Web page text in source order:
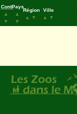
Cont.
▲
▼
Pays
▲
▼
Région
▲
▼
Ville
▲
▼